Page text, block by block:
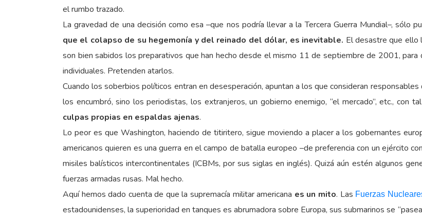
el rumbo trazado.
La gravedad de una decisión como esa –que nos podría llevar a la Tercera Guerra Mundial–, sólo
que el colapso de su hegemonía y del reinado del dólar, es inevitable. El desastre que ello
son bien sabidos los preparativos que han hecho desde el mismo 11 de septiembre de 2001,
individuales. Pretenden atarlos.
Cuando los soberbios políticos entran en desesperación, apuntan a los que consideran
los encumbró, sino los periodistas, los extranjeros, un gobierno enemigo, “el mercado”, etc., con
culpas propias en espaldas ajenas.
Lo peor es que Washington, haciendo de titiritero, sigue moviendo a placer a los gobernantes
americanos quieren es una guerra en el campo de batalla europeo –de preferencia con un ejército
misiles balísticos intercontinentales (ICBMs, por sus siglas en inglés). Quizá aún estén algunos
fuerzas armadas rusas. Mal hecho.
Aquí hemos dado cuenta de que la supremacía militar americana es un mito. Las Fuerzas
estadounidenses, la superioridad en tanques es abrumadora sobre Europa, sus submarinos se